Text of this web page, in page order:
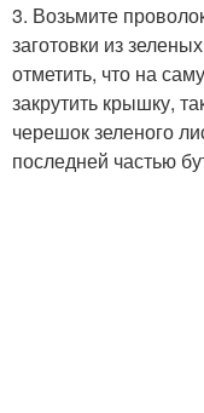
3. Возьмите
заготовки из
отметить, что на
закрутить крышку,
черешок зеленого
последней частью